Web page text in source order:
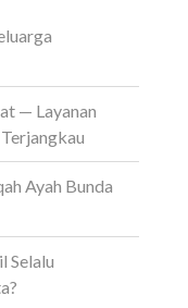
— Layanan
Ayah Bunda
Selalu